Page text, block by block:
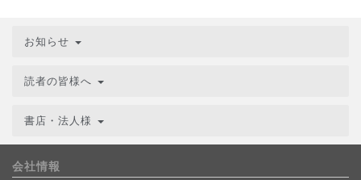
お知らせ
読者の皆様へ
書店・法人様
会社情報